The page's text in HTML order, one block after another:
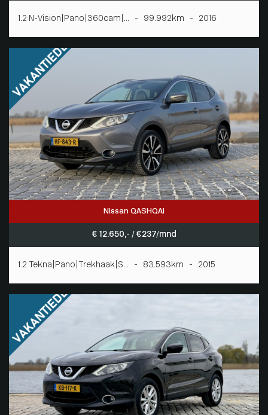
1.2 N-Vision|Pano|360cam|... - 99.992km - 2016
Nissan QASHQAI
€ 12.650,- / € 237/mnd
1.2 Tekna|Pano|Trekhaak|S... - 83.593km - 2015